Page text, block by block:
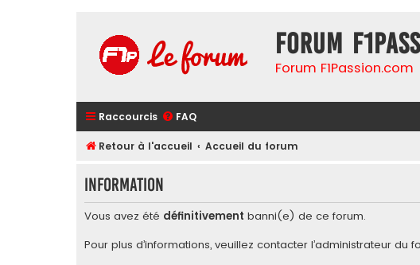
Forum
Forum F1Passion.com
Raccourcis FAQ
Retour à l'accueil Accueil du forum
Information
Vous avez été définitivement banni(e) de ce forum.
Pour plus d’informations, veuillez contacter l’administrateur du